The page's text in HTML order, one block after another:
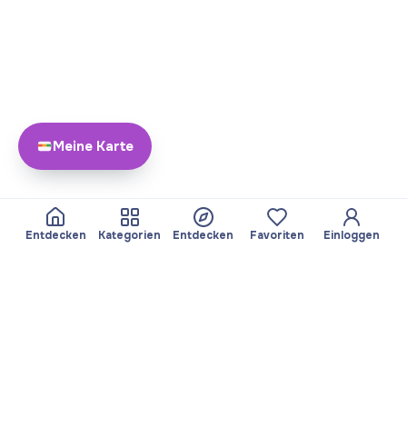
Entdecken Kategorien Entdecken Favoriten Einloggen
Meine Karte